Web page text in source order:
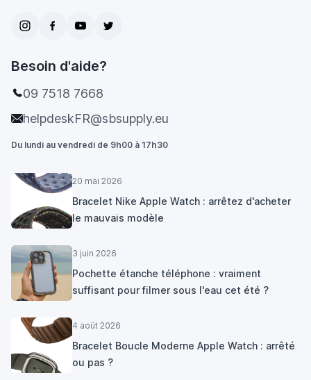
Besoin d'aide?
09 7518 7668
helpdeskFR@sbsupply.eu
Du lundi au vendredi de 9h00 à 17h30
20 mai 2026
Bracelet Nike Apple Watch : arrêtez d'acheter
le mauvais modèle
3 juin 2026
Pochette étanche téléphone : vraiment
suffisant pour filmer sous l'eau cet été ?
4 août 2026
Bracelet Boucle Moderne Apple Watch : arrêté
ou pas ?